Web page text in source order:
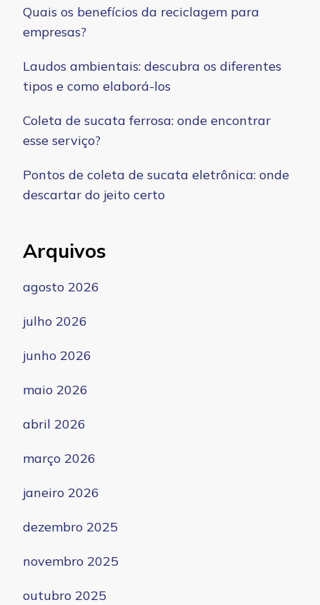
Quais os benefícios da reciclagem para
empresas?
Laudos ambientais: descubra os diferentes
tipos e como elaborá-los
Coleta de sucata ferrosa: onde encontrar
esse serviço?
Pontos de coleta de sucata eletrônica: onde
descartar do jeito certo
Arquivos
agosto 2026
julho 2026
junho 2026
maio 2026
abril 2026
março 2026
janeiro 2026
dezembro 2025
novembro 2025
outubro 2025